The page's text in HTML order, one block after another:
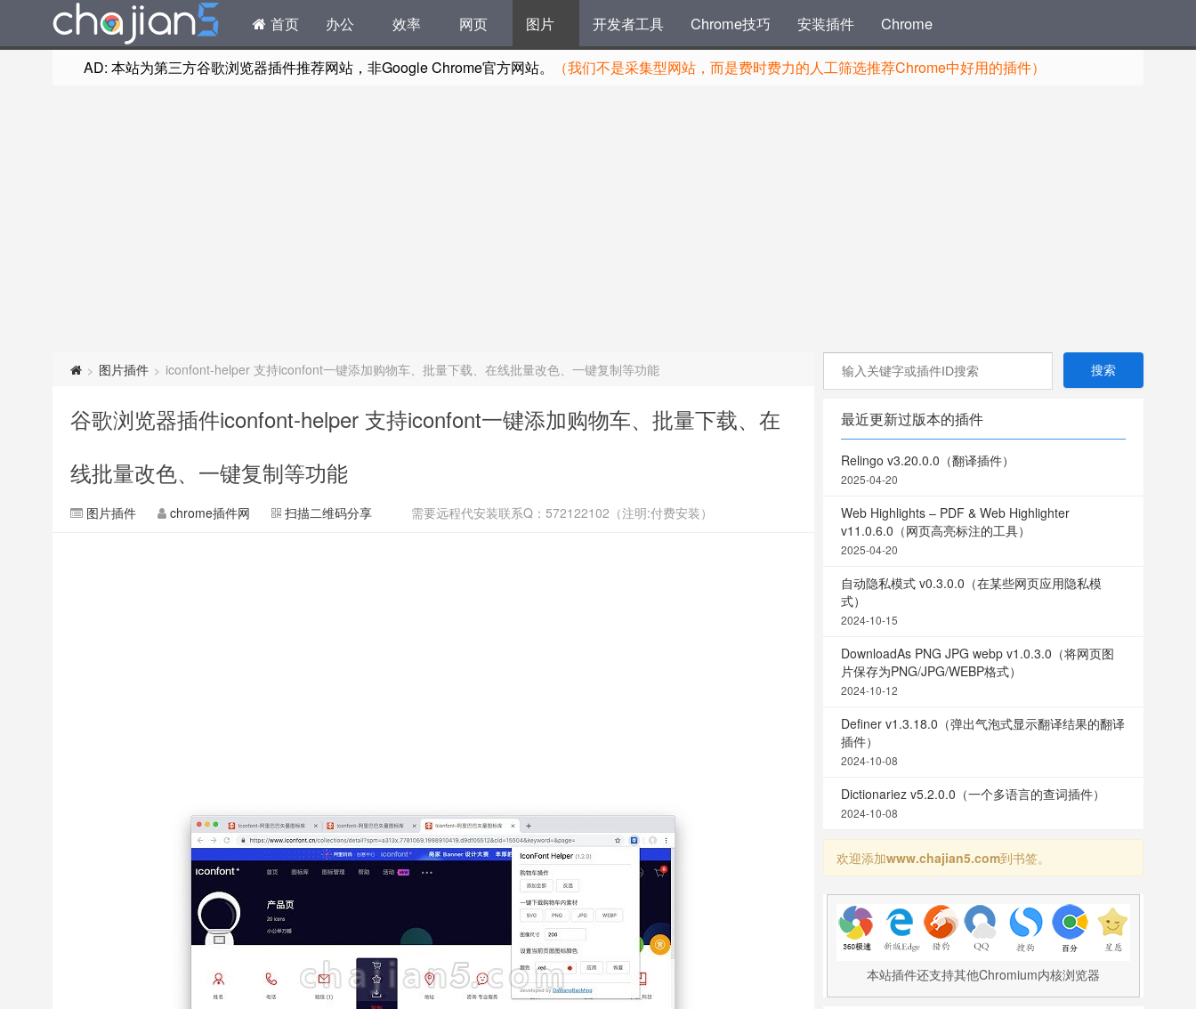
首页 办公 效率 网页 图片 开发者工具 Chrome技巧 安装插件 Chrome
AD: 本站为第三方谷歌浏览器插件推荐网站，非Google Chrome官方网站。 （我们不是采集型网站，而是费时费力的人工筛选推荐Chrome中好用的插件）
> 图片插件 > iconfont-helper 支持iconfont一键添加购物车、批量下载、在线批量改色、一键复制等功能
谷歌浏览器插件iconfont-helper 支持iconfont一键添加购物车、批量下载、在
线批量改色、一键复制等功能
图片插件 chrome插件网 扫描二维码分享 需要远程代安装联系Q：572122102（注明:付费安装）
最近更新过版本的插件
Relingo v3.20.0.0（翻译插件）
2025-04-20
Web Highlights – PDF & Web Highlighter
v11.0.6.0（网页高亮标注的工具）
2025-04-20
自动隐私模式 v0.3.0.0（在某些网页应用隐私模
式）
2024-10-15
DownloadAs PNG JPG webp v1.0.3.0（将网页图
片保存为PNG/JPG/WEBP格式）
2024-10-12
Definer v1.3.18.0（弹出气泡式显示翻译结果的翻译
插件）
2024-10-08
Dictionariez v5.2.0.0（一个多语言的查词插件）
2024-10-08
欢迎添加www.chajian5.com到书签。
本站插件还支持其他Chromium内核浏览器